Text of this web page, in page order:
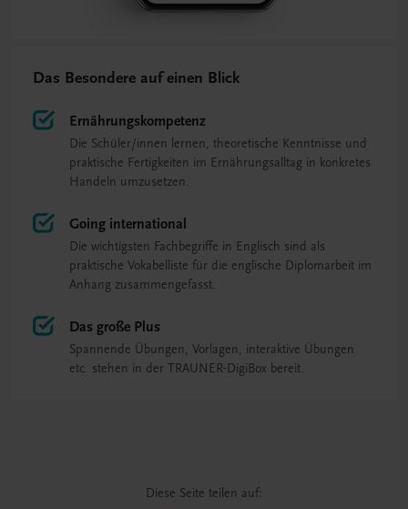
Das Besondere auf einen Blick
Ernährungskompetenz
Die Schüler/innen lernen, theoretische Kenntnisse und
praktische Fertigkeiten im Ernährungsalltag in konkretes
Handeln umzusetzen.
Going international
Die wichtigsten Fachbegriffe in Englisch sind als
praktische Vokabelliste für die englische Diplomarbeit im
Anhang zusammengefasst.
Das große Plus
Spannende Übungen, Vorlagen, interaktive Übungen
etc. stehen in der TRAUNER-DigiBox bereit.
Diese Seite teilen auf: